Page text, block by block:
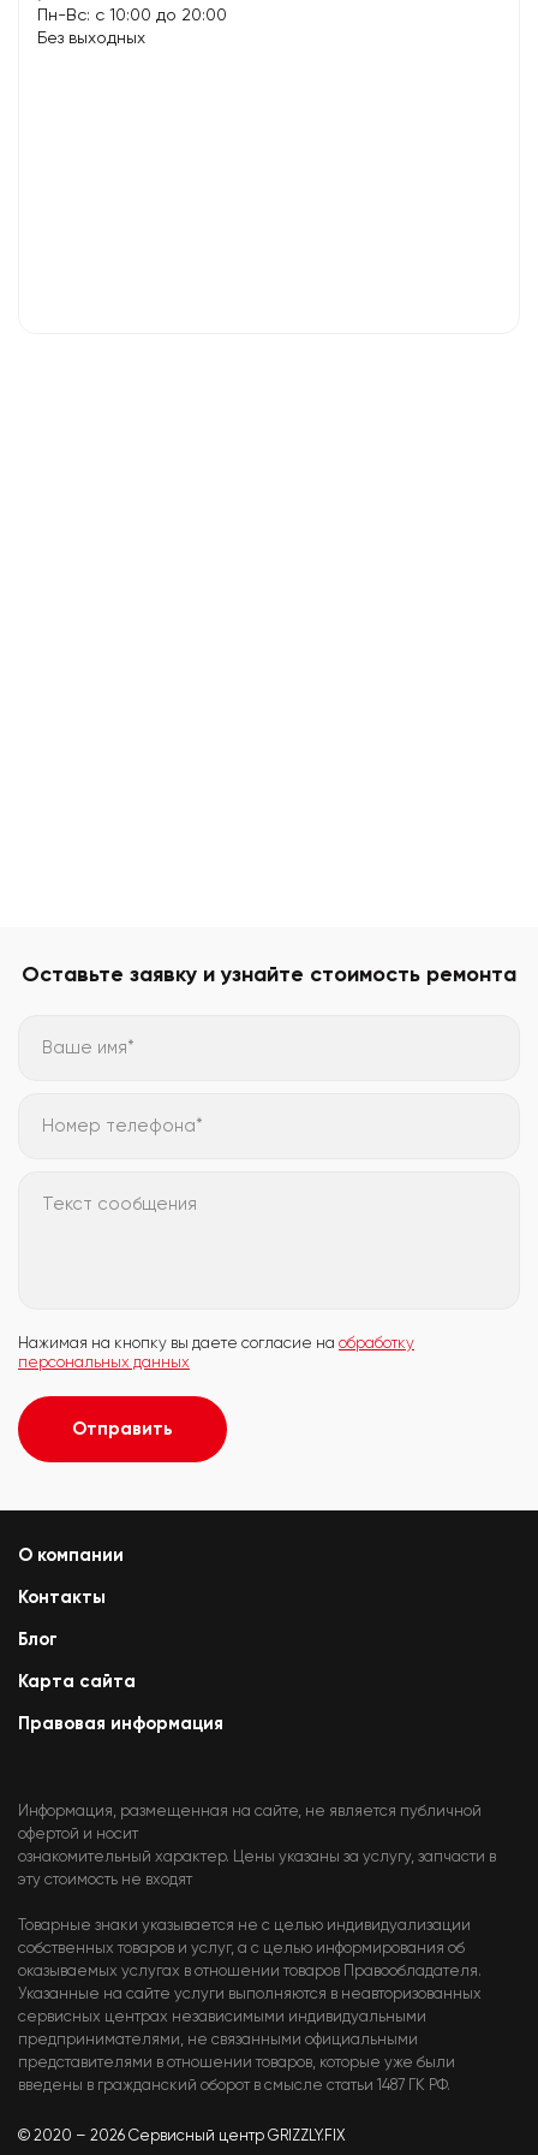
Пн-Вс: с 10:00 до 20:00
Без выходных
Оставьте заявку и узнайте стоимость ремонта
Ваше имя*
Номер телефона*
Текст сообщения
Нажимая на кнопку вы даете согласие на обработку
персональных данных
Отправить
О компании
Контакты
Блог
Карта сайта
Правовая информация
Информация, размещенная на сайте, не является публичной
офертой и носит
ознакомительный характер. Цены указаны за услугу, запчасти в
эту стоимость не входят
Товарные знаки указывается не с целью индивидуализации
собственных товаров и услуг, а с целью информирования об
оказываемых услугах в отношении товаров Правообладателя.
Указанные на сайте услуги выполняются в неавторизованных
сервисных центрах независимыми индивидуальными
предпринимателями, не связанными официальными
представителями в отношении товаров, которые уже были
введены в гражданский оборот в смысле статьи 1487 ГК РФ.
© 2020 – 2026 Сервисный центр GRIZZLY.FIX